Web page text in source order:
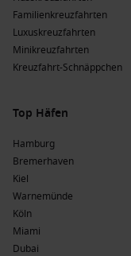
Beliebte
große Vielfalt an
Erlebnissen.
sowohl die Natur
Australien
: Von
majestätischen
einzigartige
Abenteuer.
Indonesien
:
Familienkreuzfahrten
Luxuskreuzfahrten
Minikreuzfahrten
Kreuzfahrt-Schnäppchen
Top Häfen
Hamburg
Bremerhaven
Kiel
Warnemünde
Köln
Miami
Dubai